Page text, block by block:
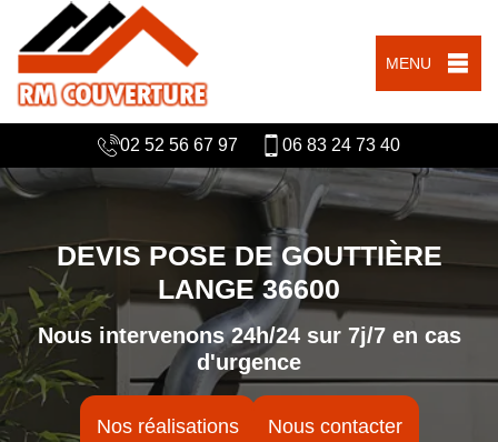
MENU
02 52 56 67 97 06 83 24 73 40
DEVIS POSE DE GOUTTIÈRE
LANGE 36600
Nous intervenons 24h/24 sur 7j/7 en cas
d'urgence
Nos réalisations Nous contacter